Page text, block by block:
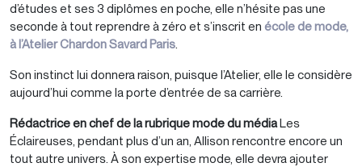
d’études et ses 3 diplômes en poche, elle n’hésite pas une
seconde à tout reprendre à zéro et s’inscrit en école de mode,
à l’Atelier Chardon Savard Paris.
Son instinct lui donnera raison, puisque l’Atelier, elle le considère
aujourd’hui comme la porte d’entrée de sa carrière.
Rédactrice en chef de la rubrique mode du média​Les
Éclaireuses​, pendant plus d’un an, Allison rencontre encore un
tout autre univers. À son expertise mode, elle devra ajouter